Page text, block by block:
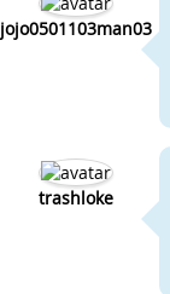
jojo0501103man03
trashloke